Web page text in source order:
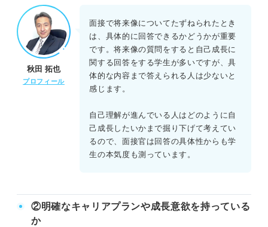
秋田 拓也
プロフィール
面接で将来像についてたずねられたとき
は、具体的に回答できるかどうかが重要
です。将来像の質問をすると自己成長に
関する回答をする学生が多いですが、具
体的な内容まで答えられる人は少ないと
感じます。
自己理解が進んでいる人はどのように自
己成長したいかまで掘り下げて考えてい
るので、面接官は回答の具体性からも学
生の本気度も測っています。
②明確なキャリアプランや成長意欲を持っている
か